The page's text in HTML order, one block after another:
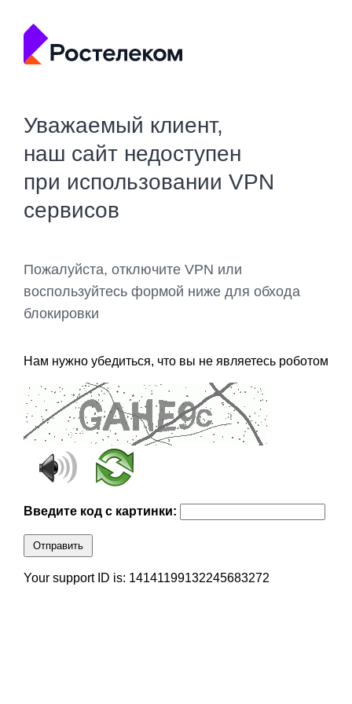
Уважаемый клиент,
наш сайт недоступен
при использовании VPN
сервисов
Пожалуйста, отключите VPN или
воспользуйтесь формой ниже для обхода
блокировки
Нам нужно убедиться, что вы не являетесь роботом
Введите код с картинки:
Отправить
Your support ID is: 14141199132245683272